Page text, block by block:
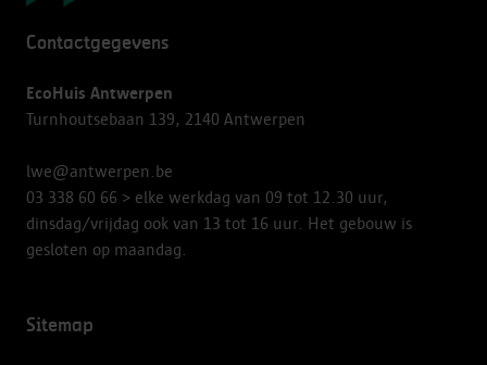
Contactgegevens
EcoHuis Antwerpen
Turnhoutsebaan 139, 2140 Antwerpen
lwe@antwerpen.be
03 338 60 66 > elke werkdag van 09 tot 12.30 uur,
dinsdag/vrijdag ook van 13 tot 16 uur. Het gebouw is
gesloten op maandag.
Sitemap